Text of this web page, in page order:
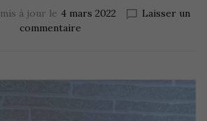
mis à jour le 4 mars 2022
Laisser un
commentaire